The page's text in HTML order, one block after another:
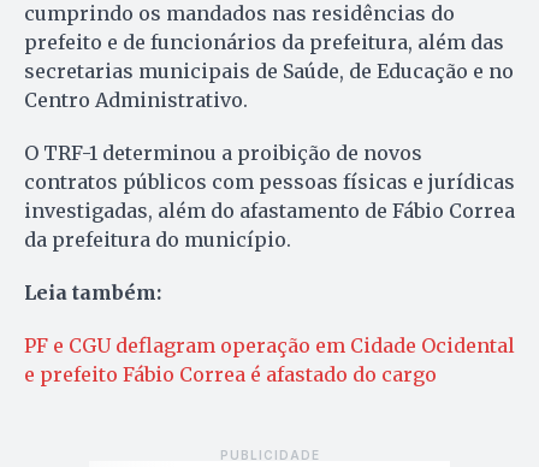
cumprindo os mandados nas residências do
prefeito e de funcionários da prefeitura, além das
secretarias municipais de Saúde, de Educação e no
Centro Administrativo.
O TRF-1 determinou a proibição de novos
contratos públicos com pessoas físicas e jurídicas
investigadas, além do afastamento de Fábio Correa
da prefeitura do município.
Leia também:
PF e CGU deflagram operação em Cidade Ocidental
e prefeito Fábio Correa é afastado do cargo